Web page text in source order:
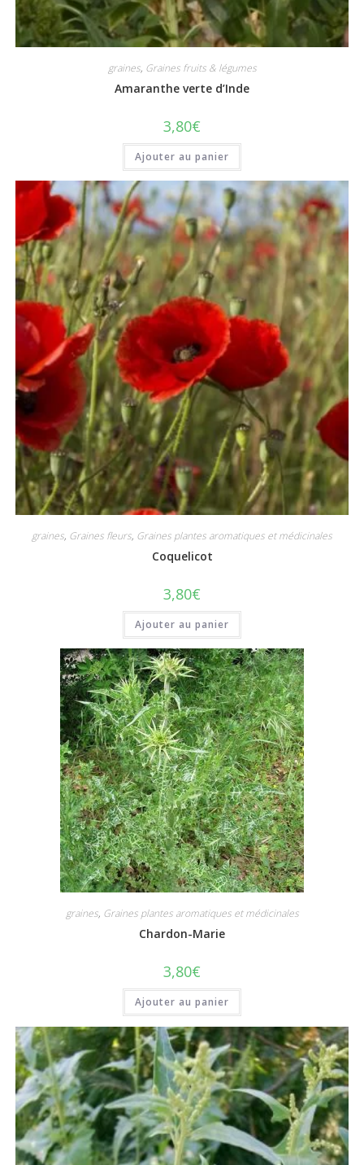
graines, Graines fruits & légumes
Amaranthe verte d’Inde
3,80€
Ajouter au panier
graines, Graines fleurs, Graines plantes aromatiques et médicinales
Coquelicot
3,80€
Ajouter au panier
graines, Graines plantes aromatiques et médicinales
Chardon-Marie
3,80€
Ajouter au panier